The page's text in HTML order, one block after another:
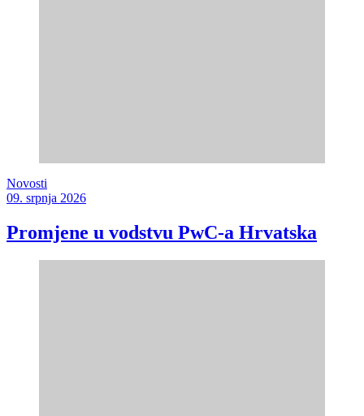
Novosti
09. srpnja 2026
Promjene u vodstvu PwC-a Hrvatska